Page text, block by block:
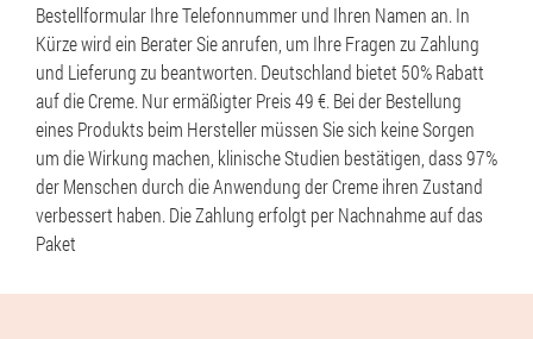
Bestellformular Ihre Telefonnummer und Ihren Namen an. In
Kürze wird ein Berater Sie anrufen, um Ihre Fragen zu Zahlung
und Lieferung zu beantworten. Deutschland bietet 50% Rabatt
auf die Creme. Nur ermäßigter Preis 49 €. Bei der Bestellung
eines Produkts beim Hersteller müssen Sie sich keine Sorgen
um die Wirkung machen, klinische Studien bestätigen, dass 97%
der Menschen durch die Anwendung der Creme ihren Zustand
verbessert haben. Die Zahlung erfolgt per Nachnahme auf das
Paket